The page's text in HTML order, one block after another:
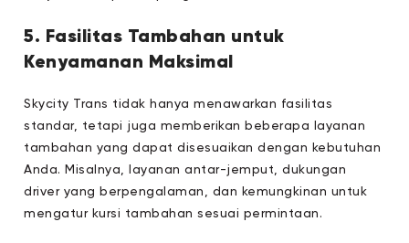
5. Fasilitas Tambahan untuk
Kenyamanan Maksimal
Skycity Trans tidak hanya menawarkan fasilitas
standar, tetapi juga memberikan beberapa layanan
tambahan yang dapat disesuaikan dengan kebutuhan
Anda. Misalnya, layanan antar-jemput, dukungan
driver yang berpengalaman, dan kemungkinan untuk
mengatur kursi tambahan sesuai permintaan.